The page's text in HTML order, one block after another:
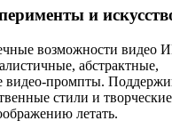
и
возможности видео
абстрактные,
видео-промпты.
стили и
летать.